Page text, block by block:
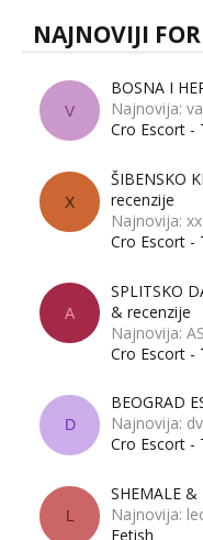
NAJNOVIJI
V
BOSNA I
Najnovija:
Cro Escort -
X
ŠIBENSKO
recenzije
Najnovija:
Cro Escort -
A
SPLITSKO
& recenzije
Najnovija:
Cro Escort -
D
BEOGRAD
Najnovija:
Cro Escort -
L
SHEMALE
Najnovija:
Fetish